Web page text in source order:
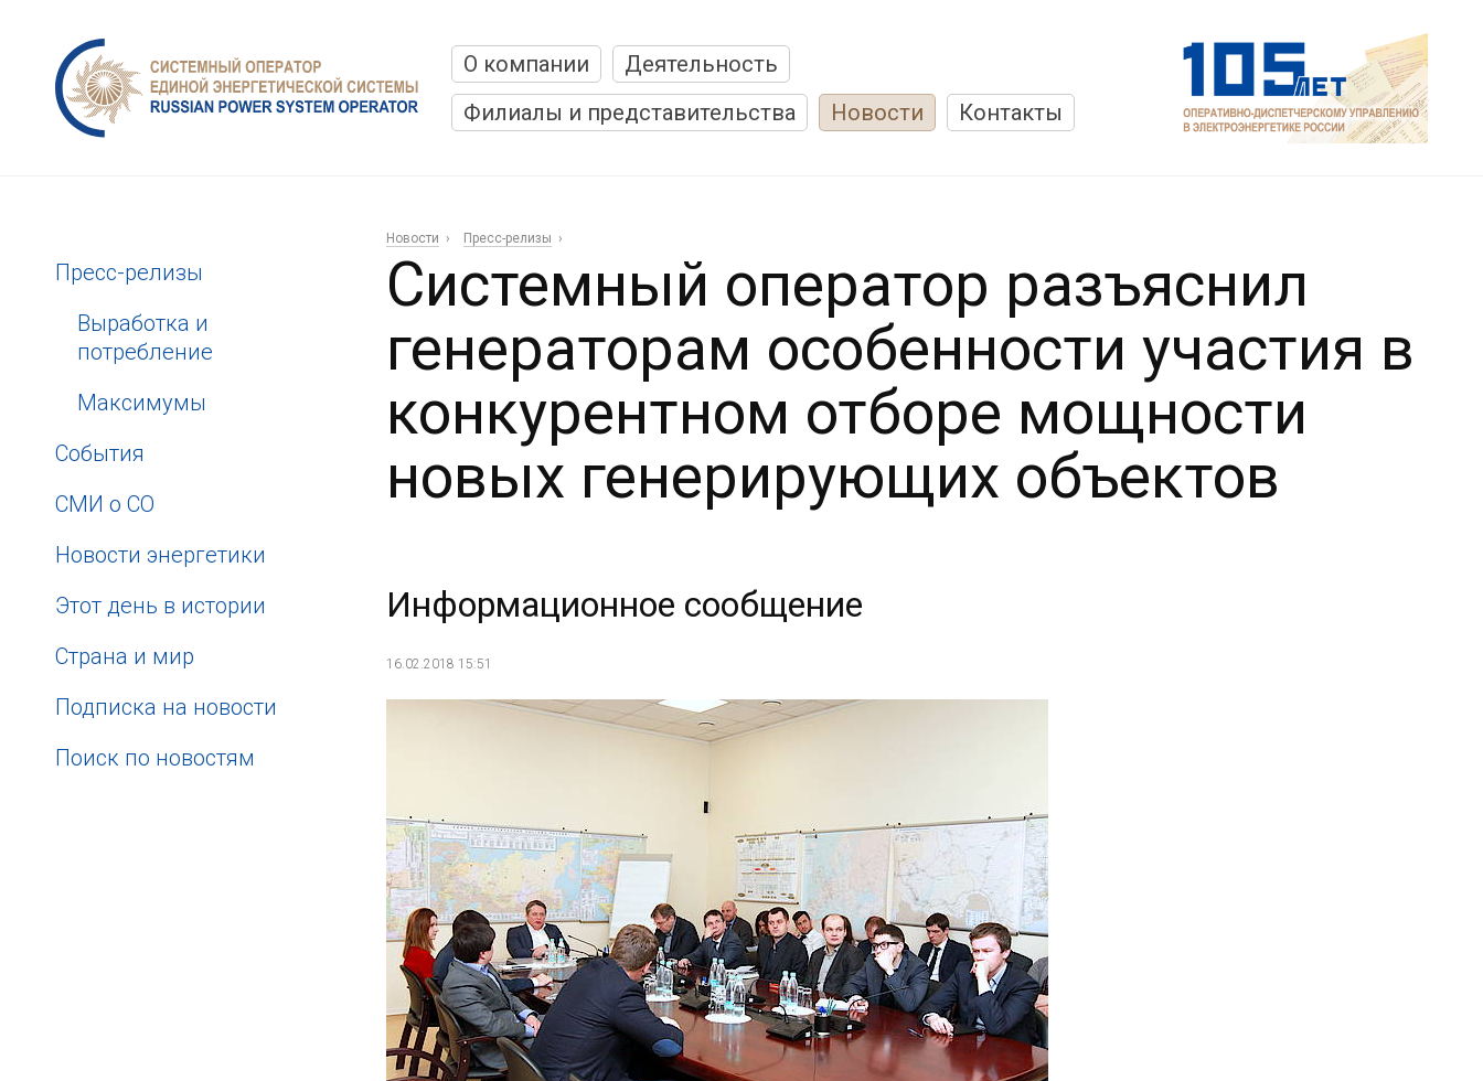
О компании
Деятельность
Филиалы и представительства
Новости Контакты
Пресс-релизы
Выработка и
потребление
Максимумы
События
СМИ о СО
Новости энергетики
Этот день в истории
Страна и мир
Подписка на новости
Поиск по новостям
Новости Пресс-релизы
Системный оператор разъяснил
генераторам особенности участия в
конкурентном отборе мощности
новых генерирующих объектов
Информационное сообщение
16.02.2018 15:51